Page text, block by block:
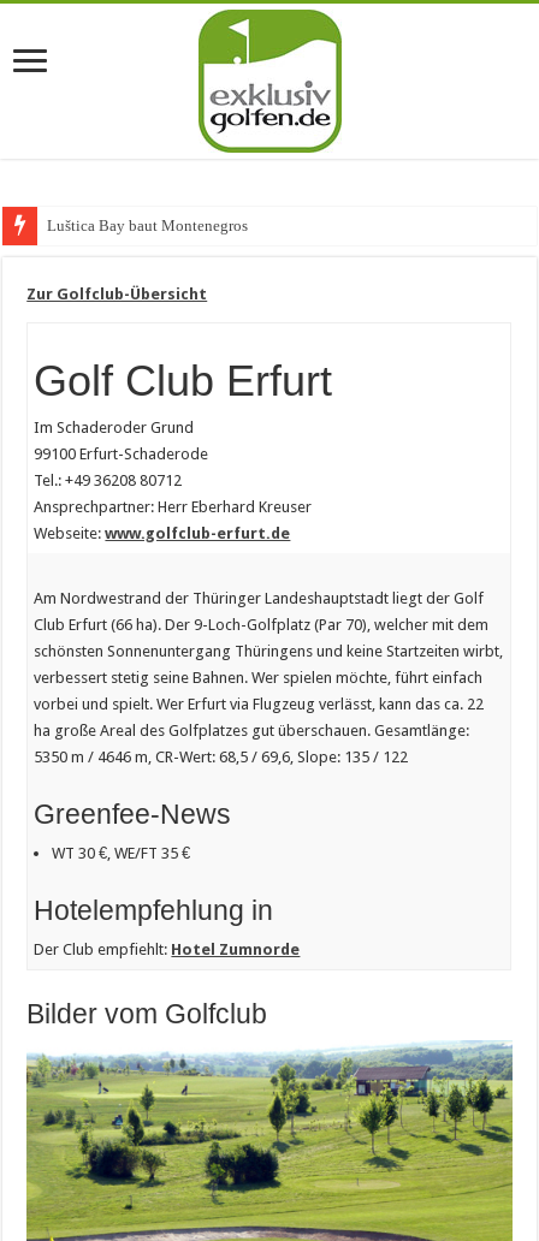
Luštica Bay baut Montenegros erste Golf
Zur Golfclub-Übersicht
Golf Club Erfurt
Im Schaderoder Grund
99100 Erfurt-Schaderode
Tel.: +49 36208 80712
Ansprechpartner: Herr Eberhard Kreuser
Webseite:www.golfclub-erfurt.de
Am Nordwestrand der Thüringer Landeshauptstadt liegt der Golf
Club Erfurt (66 ha). Der 9-Loch-Golfplatz (Par 70), welcher mit dem
schönsten Sonnenuntergang Thüringens und keine Startzeiten wirbt,
verbessert stetig seine Bahnen. Wer spielen möchte, führt einfach
vorbei und spielt. Wer Erfurt via Flugzeug verlässt, kann das ca. 22
ha große Areal des Golfplatzes gut überschauen. Gesamtlänge:
5350 m / 4646 m, CR-Wert: 68,5 / 69,6, Slope: 135 / 122
Greenfee-News
WT 30 €, WE/FT 35 €
Hotelempfehlung in
Der Club empfiehlt: Hotel Zumnorde
Bilder vom Golfclub